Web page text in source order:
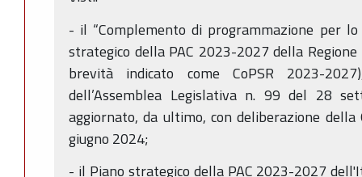
- il “Complemento di programmazione per
strategico della PAC 2023-2027 della
brevità indicato come CoPSR 2023-
dell’Assemblea Legislativa n. 99 del 28
aggiornato, da ultimo, con deliberazione
giugno 2024;
- il Piano strategico della PAC 2023-2027